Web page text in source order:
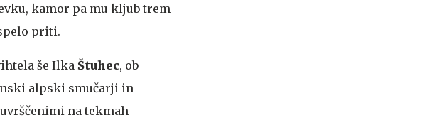
kamor pa mu kljub trem
priti.
še Ilka Štuhec, ob
alpski smučarji in
na tekmah